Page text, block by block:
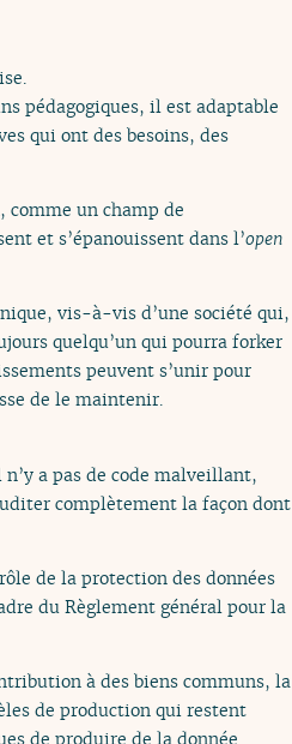
pédagogiques, il est adaptable
qui ont des besoins, des
comme un champ de
et s’épanouissent dans l’open
vis-à-vis d’une société qui,
quelqu’un qui pourra forker
peuvent s’unir pour
de le maintenir.
a pas de code malveillant,
complètement la façon dont
de la protection des données
du Règlement général pour la
à des biens communs, la
de production qui restent
de produire de la donnée